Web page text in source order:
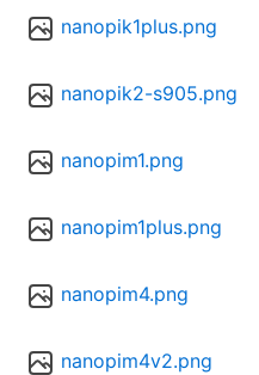
nanopik1plus.png
nanopik2-s905.png
nanopim1.png
nanopim1plus.png
nanopim4.png
nanopim4v2.png